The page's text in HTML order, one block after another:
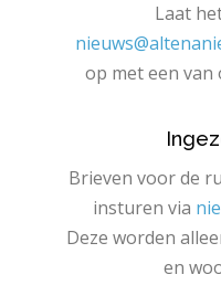
Laat
op met een van
Brieven voor de
insturen via
Deze worden
en